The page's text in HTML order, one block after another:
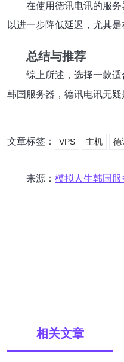
在使用德讯电讯的服
以进一步降低延迟，尤其
总结与推荐
综上所述，选择一款
韩国服务器，德讯电讯无疑
文章标签： VPS 主机 德
来源： 模拟人生韩国
相关文章